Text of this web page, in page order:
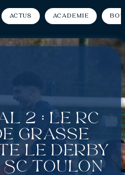
Actus Académie
2 : Le RC
Grasse
le derby
Toulon